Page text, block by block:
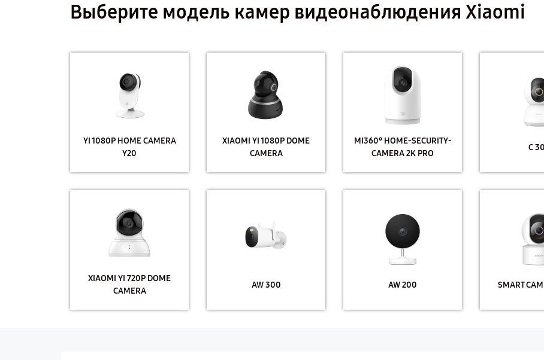
Выберите модель камер видеонаблюдения Xiaomi
YI 1080P HOME CAMERA
Y20
XIAOMI YI 1080P DOME
CAMERA
MI360° HOME-SECURITY-
CAMERA 2K PRO
C
XIAOMI YI 720P DOME
CAMERA
AW 300 AW 200 SMART